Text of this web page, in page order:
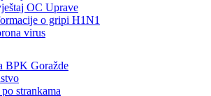
Vlade
prognozna služba Ministarstva privrede
o radu
OC Uprave
o gripi H1N1
virus